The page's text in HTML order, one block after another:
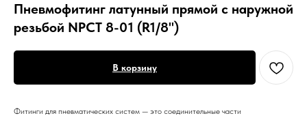
Пневмофитинг латунный прямой с наружной
резьбой NPCT 8-01 (R1/8")
В корзину
Фитинги для пневматических систем — это соединительные части